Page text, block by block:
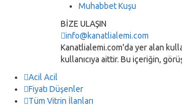
Muhabbet Kuşu
BİZE ULAŞIN
info@kanatlialemi.com
Kanatlialemi.com'da yer alan
kullanıcıya aittir. Bu içeriğin,
Acil Acil
Fiyatı Düşenler
Tüm Vitrin İlanları